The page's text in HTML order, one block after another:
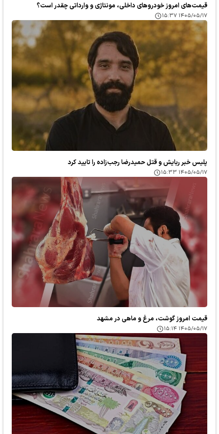
قیمت‌های امروز خودرو‌های داخلی، مونتاژی و وارداتی چقدر است؟
۱۴۰۵/۰۵/۱۷ ۱۵:۳۷
پلیس خبر ربایش و قتل حمیدرضا رجب‌زاده را تایید کرد
۱۴۰۵/۰۵/۱۷ ۱۵:۳۳
قیمت امروز گوشت، مرغ و ماهی در مشهد
۱۴۰۵/۰۵/۱۷ ۱۵:۱۴